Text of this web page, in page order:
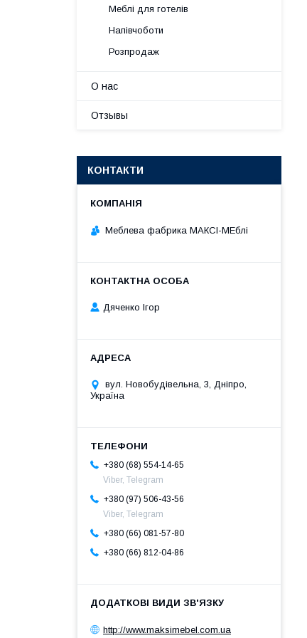
Меблі для готелів
Напівчоботи
Розпродаж
О нас
Отзывы
КОНТАКТИ
Меблева фабрика МАКСІ-МЕблі
Дяченко Ігор
вул. Новобудівельна, 3, Дніпро,
Україна
+380 (68) 554-14-65
Viber, Telegram
+380 (97) 506-43-56
Viber, Telegram
+380 (66) 081-57-80
+380 (66) 812-04-86
http://www.maksimebel.com.ua